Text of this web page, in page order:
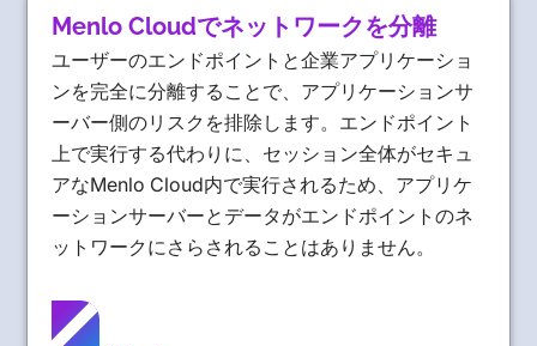
Menlo Cloudでネットワークを分離
ユーザーのエンドポイントと企業アプリケーショ
ンを完全に分離することで、アプリケーションサ
ーバー側のリスクを排除します。エンドポイント
上で実行する代わりに、セッション全体がセキュ
アなMenlo Cloud内で実行されるため、アプリケ
ーションサーバーとデータがエンドポイントのネ
ットワークにさらされることはありません。